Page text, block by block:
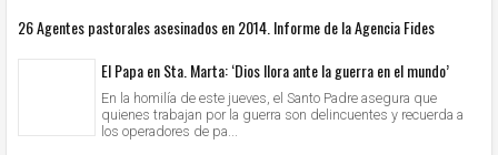
26 Agentes pastorales asesinados en 2014. Informe de la Agencia Fides
El Papa en Sta. Marta: ‘Dios llora ante la guerra en el mundo’
En la homilía de este jueves, el Santo Padre asegura que
quienes trabajan por la guerra son delincuentes y recuerda a
los operadores de pa...